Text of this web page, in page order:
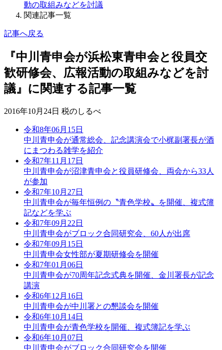
動の取組みなどを討議
関連記事一覧
記事へ戻る
『中川青申会が浜松東青申会と役員交
歓研修会、広報活動の取組みなどを討
議』に関連する記事一覧
2016年10月24日 税のしるべ
令和8年06月15日
中川青申会が通常総会、記念講演会で小梶副署長が酒
にまつわる雑学を紹介
令和7年11月17日
中川青申会が沼津青申会と役員研修会、両会から33人
が参加
令和7年10月27日
中川青申会が毎年恒例の〝青色学校〟を開催、複式簿
記などを学ぶ
令和7年09月22日
中川青申会がブロック合同研究会、60人が出席
令和7年09月15日
中川青申会女性部が夏期研修会を開催
令和7年01月06日
中川青申会が70周年記念式典を開催、金川署長が記念
講演
令和6年12月16日
中川青申会が中川署との懇談会を開催
令和6年10月14日
中川青申会が青色学校を開催、複式簿記を学ぶ
令和6年10月07日
中川青申会がブロック合同研究会を開催